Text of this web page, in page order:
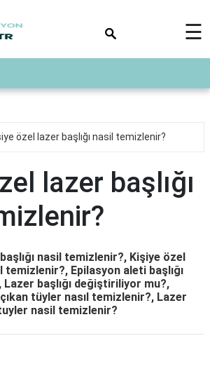
☰
özel lazer başlığı nasil temizlenir?
lazer başlığı
nasil temizlenir?, Kişiye özel
temizlenir?, Epilasyon aleti başlığı
Lazer başlığı değiştiriliyor mu?,
tüyler nasıl temizlenir?, Lazer
nasil temizlenir?